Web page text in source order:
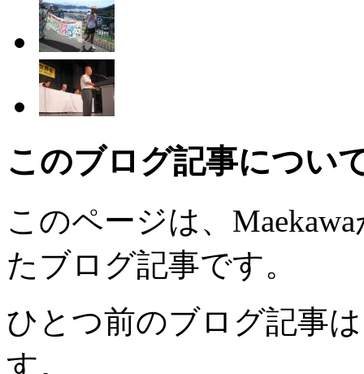
このブログ記事につい
このページは、
たブログ記事です。
ひとつ前のブログ記事
す。